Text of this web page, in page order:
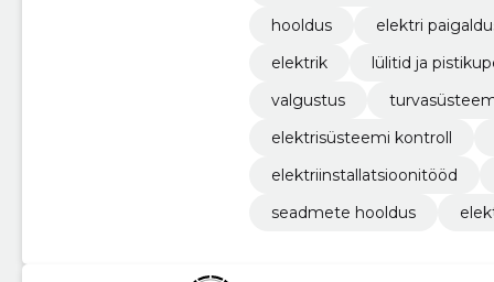
hooldus
elektri
elektrik
lülitid ja
valgustus
elektrisüsteemi kontroll
elektriinstallatsioonitööd
seadmete hooldus